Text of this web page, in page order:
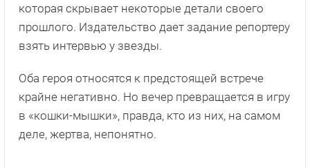
которая скрывает некоторые детали своего
прошлого. Издательство дает задание репортеру
взять интервью у звезды.
Оба героя относятся к предстоящей встрече
крайне негативно. Но вечер превращается в игру
в «кошки-мышки», правда, кто из них, на самом
деле, жертва, непонятно.